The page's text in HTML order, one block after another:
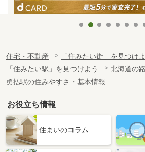
住宅・不動産
「住みたい街」を見つけ
「住みたい駅」を見つけよう
北海道の
勇払駅の住みやすさ・基本情報
お役立ち情報
住まいのコラム